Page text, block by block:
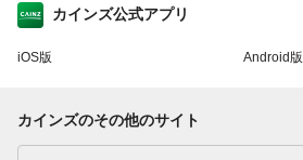
カインズ公式アプリ
iOS版 Android版
カインズのその他のサイト